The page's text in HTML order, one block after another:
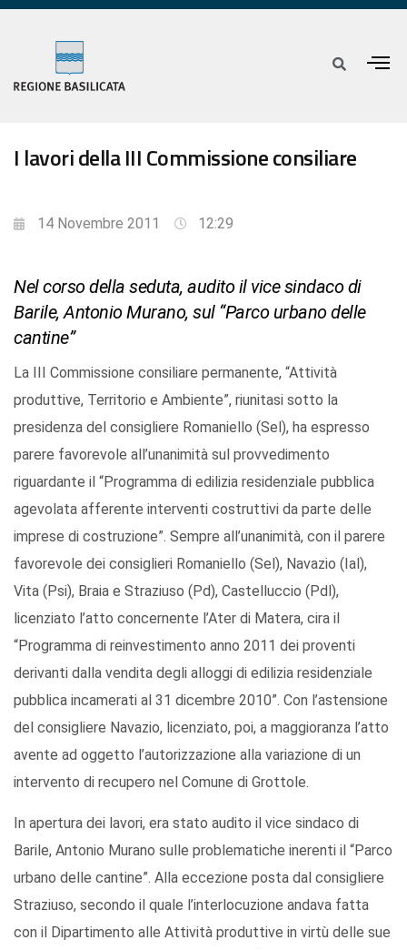
I lavori della III Commissione consiliare
14 Novembre 2011 12:29
Nel corso della seduta, audito il vice sindaco di
Barile, Antonio Murano, sul “Parco urbano delle
cantine”
La III Commissione consiliare permanente, “Attività
produttive, Territorio e Ambiente”, riunitasi sotto la
presidenza del consigliere Romaniello (Sel), ha espresso
parere favorevole all’unanimità sul provvedimento
riguardante il “Programma di edilizia residenziale pubblica
agevolata afferente interventi costruttivi da parte delle
imprese di costruzione”. Sempre all’unanimità, con il parere
favorevole dei consiglieri Romaniello (Sel), Navazio (Ial),
Vita (Psi), Braia e Straziuso (Pd), Castelluccio (Pdl),
licenziato l’atto concernente l’Ater di Matera, cira il
“Programma di reinvestimento anno 2011 dei proventi
derivanti dalla vendita degli alloggi di edilizia residenziale
pubblica incamerati al 31 dicembre 2010”. Con l’astensione
del consigliere Navazio, licenziato, poi, a maggioranza l’atto
avente ad oggetto l’autorizzazione alla variazione di un
intervento di recupero nel Comune di Grottole.
In apertura dei lavori, era stato audito il vice sindaco di
Barile, Antonio Murano sulle problematiche inerenti il “Parco
urbano delle cantine”. Alla eccezione posta dal consigliere
Straziuso, secondo il quale l’interlocuzione andava fatta
con il Dipartimento alle Attività produttive in virtù delle sue